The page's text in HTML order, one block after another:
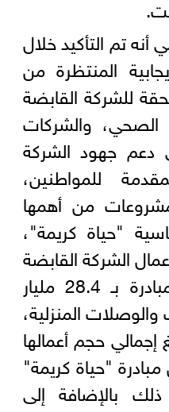
تم التأكيد خلال
المنتظرة من
للشركة القابضة
والشركات
دعم جهود الشركة
للمواطنين،
من أهمها
"حياة كريمة"،
الشركة القابضة
بالمرحلة الأولى من المبادرة بـ 28.4 مليار
المنزلية،
حجم أعمالها
"حياة كريمة"
ذلك بالإضافة إلى